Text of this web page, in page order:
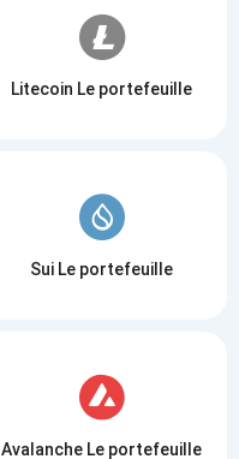
Litecoin Le portefeuille
Sui Le portefeuille
Avalanche Le portefeuille